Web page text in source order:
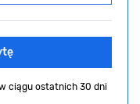
ciągu ostatnich 30 dni